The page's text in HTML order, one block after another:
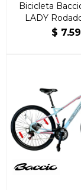
Bicicleta
LADY
$